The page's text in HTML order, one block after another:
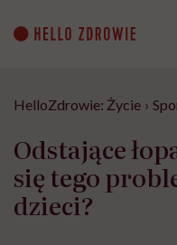
content
HelloZdrowie: Życie ›
Odstające
się tego
dzieci?